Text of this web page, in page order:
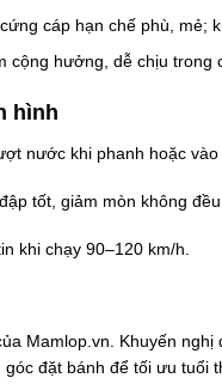
cáp hạn chế phù, mẻ;
cộng hưởng, dễ chịu trong
hình
nước khi phanh hoặc vào
tốt, giảm mòn không đều.
khi chạy 90–120 km/h.
Mamlop.vn. Khuyến nghị
đặt bánh để tối ưu tuổi